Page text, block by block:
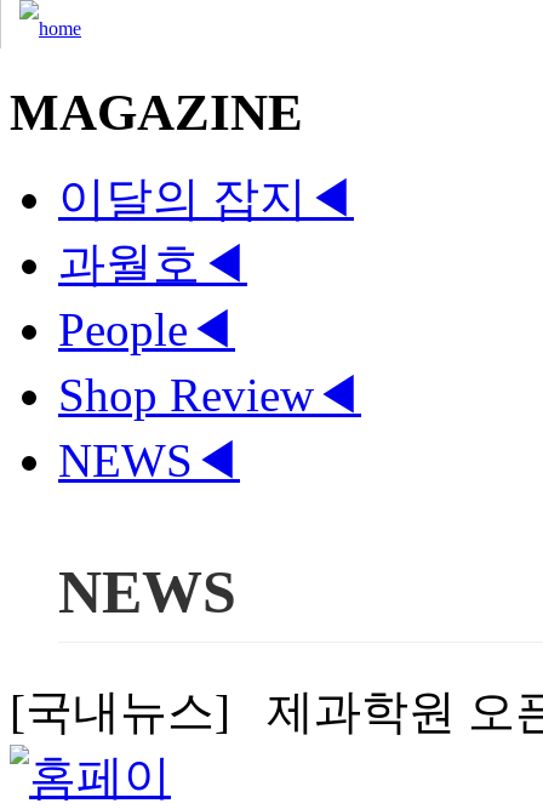
MAGAZINE
이달의 잡지 ◀
과월호 ◀
People◀
Shop Review◀
NEWS ◀
NEWS
[국내뉴스] 제과학원 오